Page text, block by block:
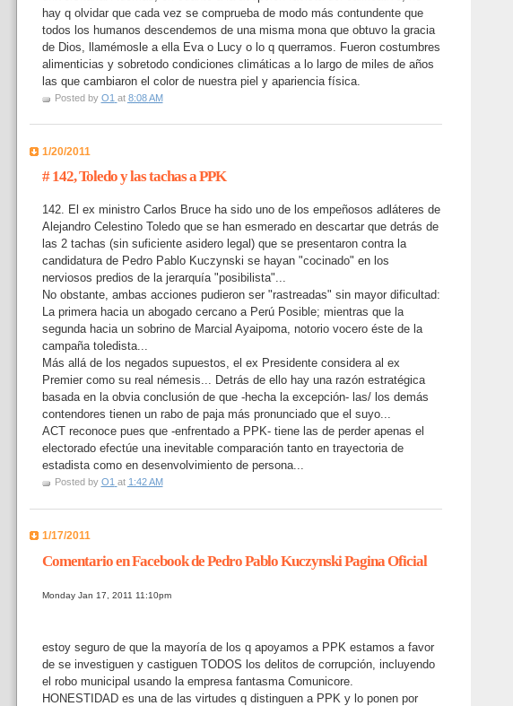
hay q olvidar que cada vez se comprueba de modo más contundente que
todos los humanos descendemos de una misma mona que obtuvo la gracia
de Dios, llamémosle a ella Eva o Lucy o lo q querramos. Fueron costumbres
alimenticias y sobretodo condiciones climáticas a lo largo de miles de años
las que cambiaron el color de nuestra piel y apariencia física.
Posted by O1 at 8:08 AM
1/20/2011
# 142, Toledo y las tachas a PPK
142. El ex ministro Carlos Bruce ha sido uno de los empeñosos adláteres de
Alejandro Celestino Toledo que se han esmerado en descartar que detrás de
las 2 tachas (sin suficiente asidero legal) que se presentaron contra la
candidatura de Pedro Pablo Kuczynski se hayan "cocinado" en los
nerviosos predios de la jerarquía "posibilista"...
No obstante, ambas acciones pudieron ser "rastreadas" sin mayor dificultad:
La primera hacia un abogado cercano a Perú Posible; mientras que la
segunda hacia un sobrino de Marcial Ayaipoma, notorio vocero éste de la
campaña toledista...
Más allá de los negados supuestos, el ex Presidente considera al ex
Premier como su real némesis... Detrás de ello hay una razón estratégica
basada en la obvia conclusión de que -hecha la excepción- las/ los demás
contendores tienen un rabo de paja más pronunciado que el suyo...
ACT reconoce pues que -enfrentado a PPK- tiene las de perder apenas el
electorado efectúe una inevitable comparación tanto en trayectoria de
estadista como en desenvolvimiento de persona...
Posted by O1 at 1:42 AM
1/17/2011
Comentario en Facebook de Pedro Pablo Kuczynski Pagina Oficial
Monday Jan 17, 2011 11:10pm
estoy seguro de que la mayoría de los q apoyamos a PPK estamos a favor
de se investiguen y castiguen TODOS los delitos de corrupción, incluyendo
el robo municipal usando la empresa fantasma Comunicore.
HONESTIDAD es una de las virtudes q distinguen a PPK y lo ponen por